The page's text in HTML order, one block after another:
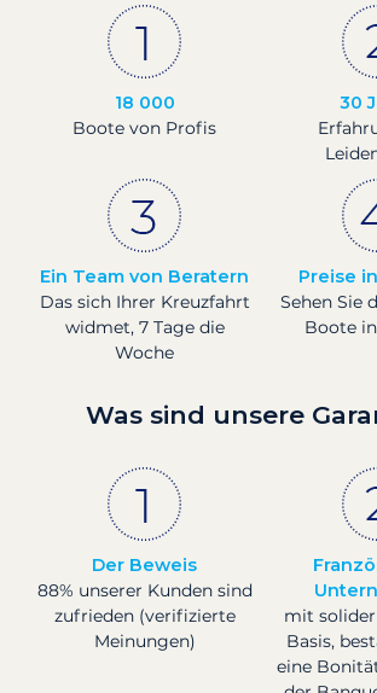
18 000
Boote von Profis
30
Ein Team von Beratern
Das sich Ihrer Kreuzfahrt
widmet, 7 Tage die
Woche
Preise
Sehen Sie
Boote
Was sind unsere
Der Beweis
88% unserer Kunden sind
zufrieden (verifizierte
Meinungen)
mit
Basis,
eine